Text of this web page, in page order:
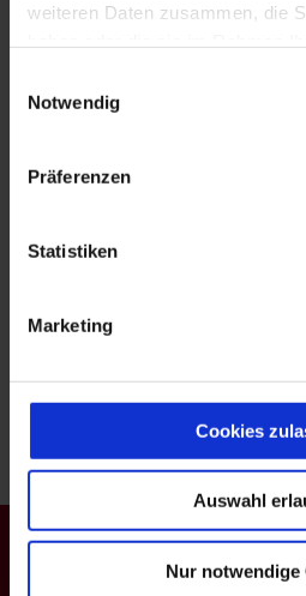
weiteren Daten zusammen, die
Notwendig
Präferenzen
Statistiken
Marketing
Cookies
Auswahl
Nur notwendige
food service?
workplace at
appilication:
Landgasthaus Mindelsee
78476 Allensbach
Contact person: Martina
E-Mail: